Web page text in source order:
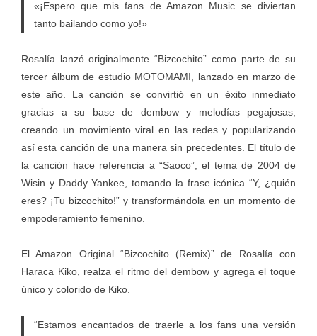
«¡Espero que mis fans de Amazon Music se diviertan
tanto bailando como yo!»
Rosalía lanzó originalmente “Bizcochito” como parte de su
tercer álbum de estudio MOTOMAMI, lanzado en marzo de
este año. La canción se convirtió en un éxito inmediato
gracias a su base de dembow y melodías pegajosas,
creando un movimiento viral en las redes y popularizando
así esta canción de una manera sin precedentes. El título de
la canción hace referencia a “Saoco”, el tema de 2004 de
Wisin y Daddy Yankee, tomando la frase icónica “Y, ¿quién
eres? ¡Tu bizcochito!” y transformándola en un momento de
empoderamiento femenino.
El Amazon Original “Bizcochito (Remix)” de Rosalía con
Haraca Kiko, realza el ritmo del dembow y agrega el toque
único y colorido de Kiko.
“Estamos encantados de traerle a los fans una versión